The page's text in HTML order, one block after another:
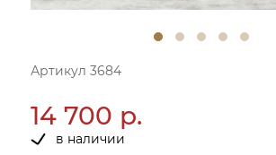
Артикул 3684
14 700 р.
в наличии